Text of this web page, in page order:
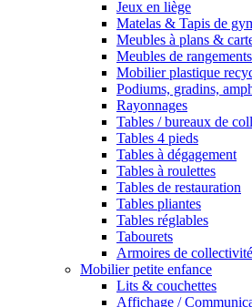
Jeux en liège
Matelas & Tapis de
Meubles à plans &
Meubles de rangements
Mobilier plastique
Podiums, gradins,
Rayonnages
Tables / bureaux de
Tables 4 pieds
Tables à dégagement
Tables à roulettes
Tables de restauration
Tables pliantes
Tables réglables
Tabourets
Armoires de
Mobilier petite enfance
Lits & couchettes
Affichage /